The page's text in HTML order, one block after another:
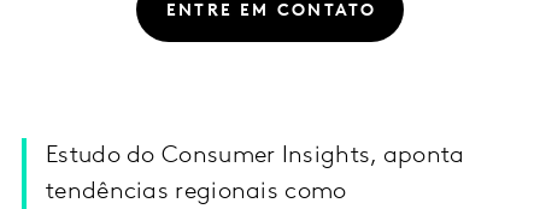
ENTRE EM CONTATO
Estudo do Consumer Insights, aponta
tendências regionais como